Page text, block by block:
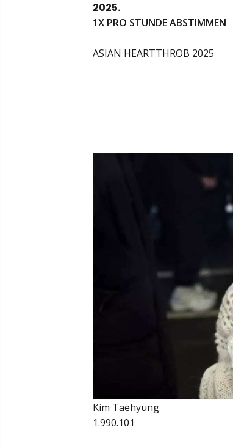
2025.
1X PRO STUNDE ABSTIMMEN
ASIAN HEARTTHROB 2025
Kim Taehyung
1.990.101